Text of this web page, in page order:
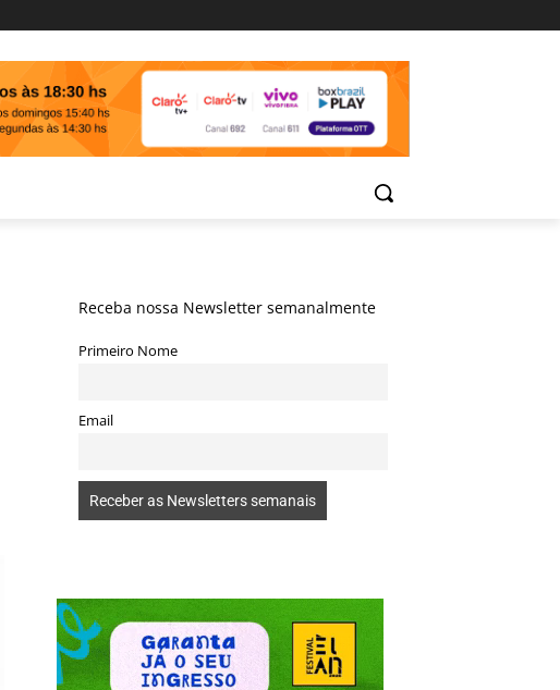
Receba nossa Newsletter semanalmente
Primeiro Nome
Email